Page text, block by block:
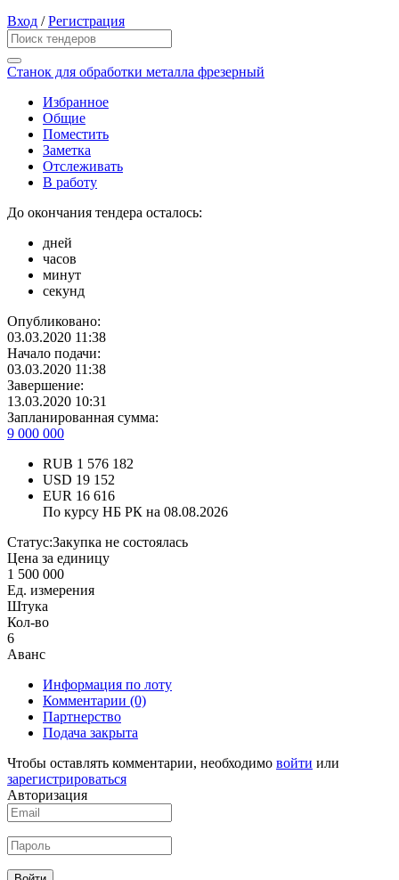
Вход /Регистрация
Станок для обработки металла фрезерный
Избранное
Общие
Поместить
Заметка
Отслеживать
В работу
До окончания тендера осталось:
дней
часов
минут
секунд
Опубликовано:
03.03.2020 11:38
Начало подачи:
03.03.2020 11:38
Завершение:
13.03.2020 10:31
Запланированная сумма:
9 000 000
RUB 1 576 182
USD 19 152
EUR 16 616
По курсу НБ РК на 08.08.2026
Статус:Закупка не состоялась
Цена за единицу
1 500 000
Ед. измерения
Штука
Кол-во
6
Аванс
Информация по лоту
Комментарии (0)
Партнерство
Подача закрыта
Чтобы оставлять комментарии, необходимо войти или
зарегистрироваться
Авторизация